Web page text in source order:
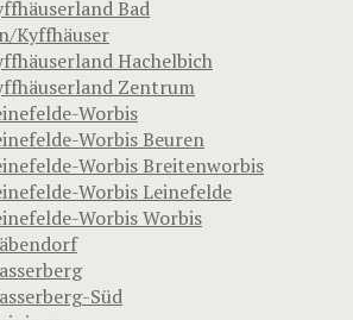
Bad
Kyffhäuser
Hachelbich
Zentrum
Worbis
Worbis Beuren
Worbis Breitenworbis
Worbis Leinefelde
Worbis Worbis
Süd